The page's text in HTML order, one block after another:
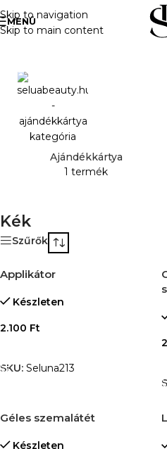
Skip to navigation
Skip to main content
MENÜ
Kezdőlap» Kék
Ajándékkártya
1 termék
Kék
Szűrők
Applikátor
Készleten
2.100 Ft
SKU: Seluna213
Géles szemalátét
Készleten